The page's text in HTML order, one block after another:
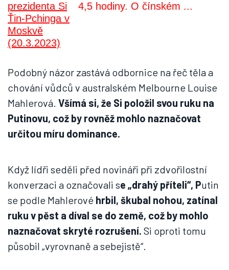
4,5 hodiny. O čínském ...
Podobný názor zastává odbornice na řeč těla a
chování vůdců v australském Melbourne Louise
Mahlerová. Všímá si, že Si položil svou ruku na
Putinovu, což by rovněž mohlo naznačovat
určitou míru dominance.
Když lídři seděli před novináři při zdvořilostní
konverzaci a označovali se „drahý příteli“, Putin
se podle Mahlerové hrbil, škubal nohou, zatínal
ruku v pěst a díval se do země, což by mohlo
naznačovat skryté rozrušení. Si oproti tomu
působil „vyrovnaně a sebejistě“.